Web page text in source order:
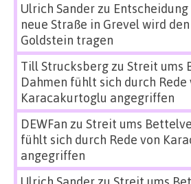
Ulrich Sanderzu
neue Straße in Grevel wird
Goldstein tragen
Till Strucksbergzu Streit ums
Dahmen fühlt sich durch Rede
Karacakurtoglu angegriffen
DEWFan zu Streit ums
fühlt sich durch Rede von
angegriffen